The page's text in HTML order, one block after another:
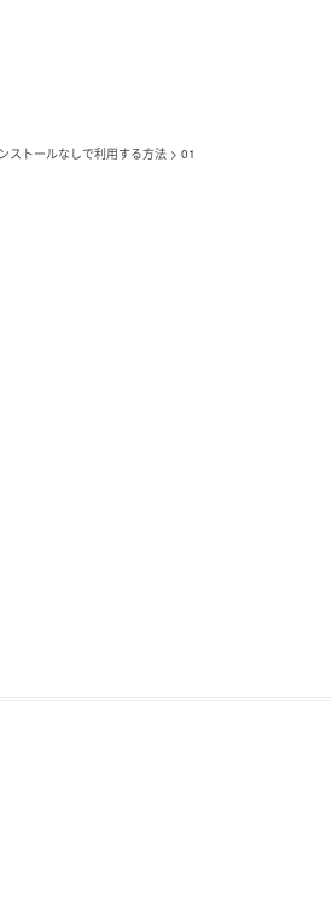
ストールなしで利用する方法 > 01